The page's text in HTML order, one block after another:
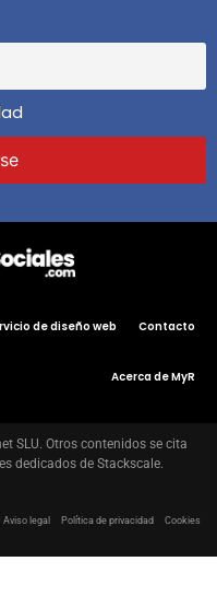
de diseño web Contacto
Acerca de MyR
SLU. Otros contenidos se cita
dedicados de Stackscale.
Aviso legal Política de privacidad Cookies